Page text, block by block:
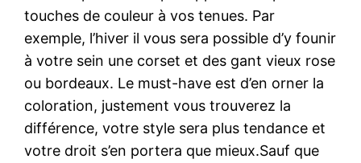
touches de couleur à vos tenues. Par
exemple, l’hiver il vous sera possible d’y founir
à votre sein une corset et des gant vieux rose
ou bordeaux. Le must-have est d’en orner la
coloration, justement vous trouverez la
différence, votre style sera plus tendance et
votre droit s’en portera que mieux.Sauf que